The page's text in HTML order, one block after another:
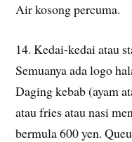
Air kosong percuma.
14. Kedai-kedai atau
Semuanya ada logo
Daging kebab (ayam
atau fries atau nasi
bermula 600 yen.